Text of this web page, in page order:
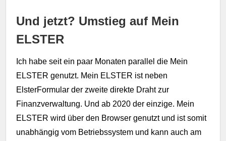
Und jetzt? Umstieg auf Mein
ELSTER
Ich habe seit ein paar Monaten parallel die Mein
ELSTER genutzt. Mein ELSTER ist neben
ElsterFormular der zweite direkte Draht zur
Finanzverwaltung. Und ab 2020 der einzige. Mein
ELSTER wird über den Browser genutzt und ist somit
unabhängig vom Betriebssystem und kann auch am